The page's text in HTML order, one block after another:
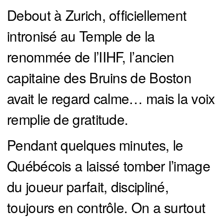
Debout à Zurich, officiellement
intronisé au Temple de la
renommée de l’IIHF, l’ancien
capitaine des Bruins de Boston
avait le regard calme… mais la voix
remplie de gratitude.
Pendant quelques minutes, le
Québécois a laissé tomber l’image
du joueur parfait, discipliné,
toujours en contrôle. On a surtout